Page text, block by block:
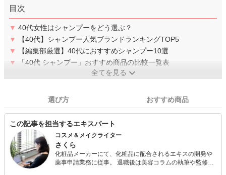
目次
▼ 40代女性はシャンプーをどう選ぶ？
▼
【40代】シャンプー人気ブランドランキングTOP5
▼
【編集部厳選】40代におすすめシャンプー10選
▼
「40代 シャンプー」おすすめ商品の比較一覧表
全てを見る
選び方 おすすめ商品
この記事を担当するエキスパート
コスメ＆メイクライター
さくら
化粧品メーカーにて、化粧品に配合されるエキスの開発や
薬事申請業務に従事。 退職後は美容コラムの執筆や監修、